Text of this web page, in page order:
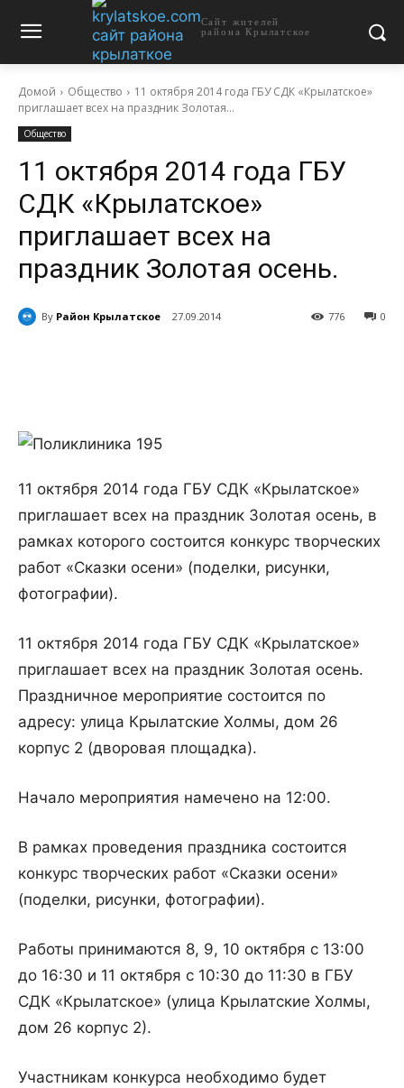
Сайт жителей
района Крылатское
Домой Общество
11 октября 2014 года ГБУ СДК «Крылатское»
приглашает всех на праздник Золотая...
Общество
11 октября 2014 года ГБУ
СДК «Крылатское»
приглашает всех на
праздник Золотая осень.
By Район Крылатское 27.09.2014 0
776
11 октября 2014 года ГБУ СДК «Крылатское»
приглашает всех на праздник Золотая осень, в
рамках которого состоится конкурс творческих
работ «Сказки осени» (поделки, рисунки,
фотографии).
11 октября 2014 года ГБУ СДК «Крылатское»
приглашает всех на праздник Золотая осень.
Праздничное мероприятие состоится по
адресу: улица Крылатские Холмы, дом 26
корпус 2 (дворовая площадка).
Начало мероприятия намечено на 12:00.
В рамках проведения праздника состоится
конкурс творческих работ «Сказки осени»
(поделки, рисунки, фотографии).
Работы принимаются 8, 9, 10 октября с 13:00
до 16:30 и 11 октября с 10:30 до 11:30 в ГБУ
СДК «Крылатское» (улица Крылатские Холмы,
дом 26 корпус 2).
Участникам конкурса необходимо будет